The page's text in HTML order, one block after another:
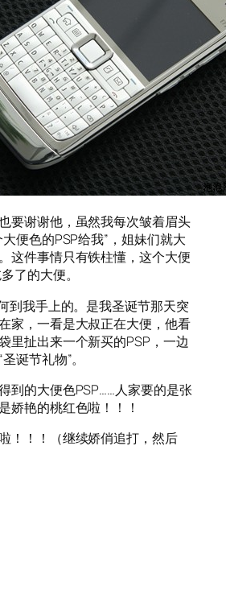
要谢谢他，虽然我每次皱着眉头
便色的PSP给我”，姐妹们就大
这件事情只有铁柱懂，这个大便
了的大便。
到我手上的。是我圣诞节那天突
家，一看是大叔正在大便，他看
里扯出来一个新买的PSP，一边
诞节礼物”。
到的大便色PSP……人家要的是张
娇艳的桃红色啦！！！
！！！（继续娇俏追打，然后